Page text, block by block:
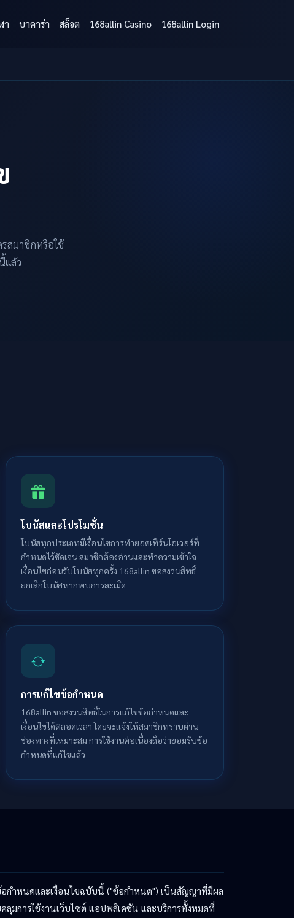
า บาคาร่า สล็อต 168allin Casino 168allin Login
สมาชิกหรือใช้
แล้ว
โบนัสและโปรโมชั่น
โบนัสทุกประเภทมีเงื่อนไขการทำยอดเทิร์นโอเวอร์ที่
กำหนดไว้ชัดเจน สมาชิกต้องอ่านและทำความเข้าใจ
เงื่อนไขก่อนรับโบนัสทุกครั้ง 168allin ขอสงวนสิทธิ์
ยกเลิกโบนัสหากพบการละเมิด
การแก้ไขข้อกำหนด
168allin ขอสงวนสิทธิ์ในการแก้ไขข้อกำหนดและ
เงื่อนไขได้ตลอดเวลา โดยจะแจ้งให้สมาชิกทราบผ่าน
ช่องทางที่เหมาะสม การใช้งานต่อเนื่องถือว่ายอมรับข้อ
กำหนดที่แก้ไขแล้ว
ำหนดและเงื่อนไขฉบับนี้ ("ข้อกำหนด") เป็นสัญญาที่มีผล
ลุมการใช้งานเว็บไซต์ แอปพลิเคชัน และบริการทั้งหมดที่